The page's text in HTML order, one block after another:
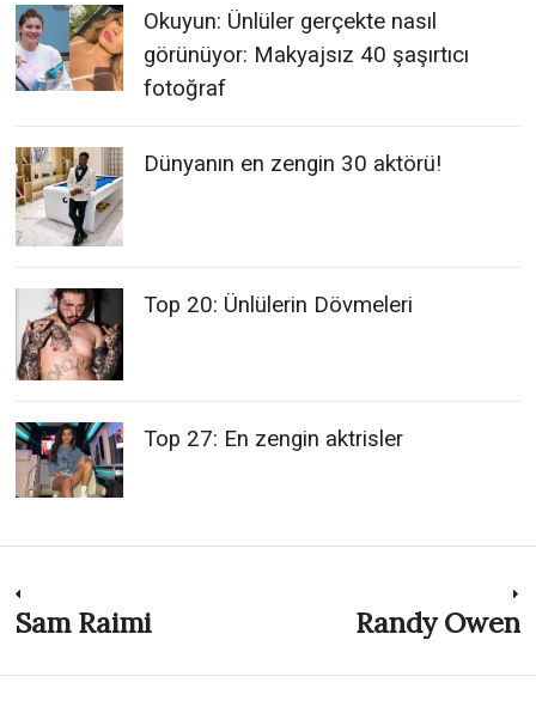
Okuyun: Ünlüler gerçekte nasıl
görünüyor: Makyajsız 40 şaşırtıcı
fotoğraf
Dünyanın en zengin 30 aktörü!
Top 20: Ünlülerin Dövmeleri
Top 27: En zengin aktrisler
Post
navigation
Previous
Sam Raimi Randy Owen